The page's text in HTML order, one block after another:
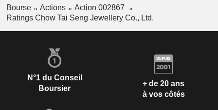
Bourse Actions
Action 002867
Ratings Chow Tai Seng Jewellery Co., Ltd.
N°1 du Conseil
Boursier
+ de 20 ans
à vos côtés